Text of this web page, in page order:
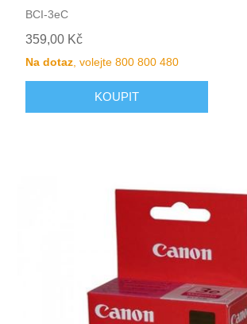
BCI-3eC
359,00 Kč
Na dotaz , volejte 800 800 480